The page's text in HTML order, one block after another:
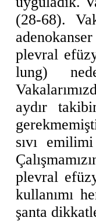
(28-68).
plevral
lung)
aydır
sıvı
plevral
kullanımı
şanta